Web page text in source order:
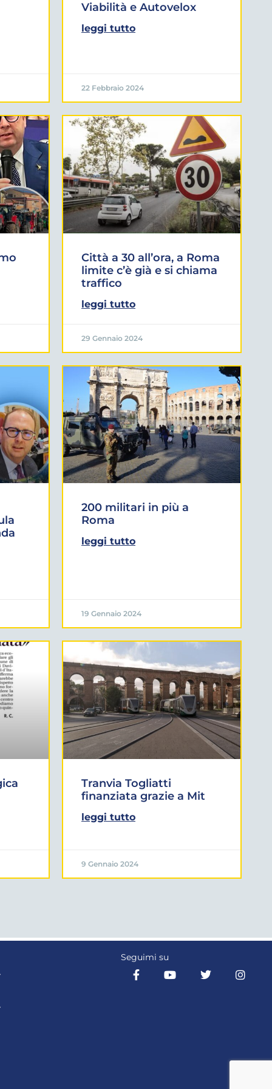
Viabilità e Autovelox
leggi tutto
22 Febbraio 2024
Città a 30 all’ora, a Roma
limite c’è già e si chiama
traffico
leggi tutto
29 Gennaio 2024
200 militari in più a
Roma
leggi tutto
19 Gennaio 2024
Tranvia Togliatti
finanziata grazie a Mit
leggi tutto
9 Gennaio 2024
Seguimi su